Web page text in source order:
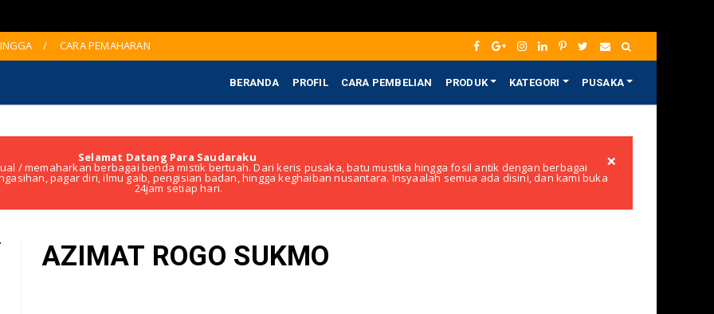
CARA PEMAHARAN
BERANDA PROFIL CARA PEMBELIAN PRODUK KATEGORI PUSAKA
×
Selamat Datang Para Saudaraku
/ memaharkan berbagai benda mistik bertuah. Dari keris pusaka, batu mustika hingga fosil antik dengan berbagai
pagar diri, ilmu gaib, pengisian badan, hingga keghaiban nusantara. Insyaalah semua ada disini, dan kami buka
24jam setiap hari.
AZIMAT ROGO SUKMO